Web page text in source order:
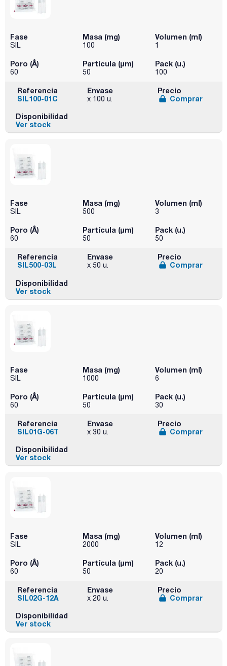
Fase
SIL
Masa (mg)
100
Volumen (ml)
1
Poro (Å)
60
Partícula (μm)
50
Pack (u.)
100
Referencia
SIL100-01C
Envase
x 100 u.
Precio
Comprar
Disponibilidad
Ver stock
Fase
SIL
Masa (mg)
500
Volumen (ml)
3
Poro (Å)
60
Partícula (μm)
50
Pack (u.)
50
Referencia
SIL500-03L
Envase
x 50 u.
Precio
Comprar
Disponibilidad
Ver stock
Fase
SIL
Masa (mg)
1000
Volumen (ml)
6
Poro (Å)
60
Partícula (μm)
50
Pack (u.)
30
Referencia
SIL01G-06T
Envase
x 30 u.
Precio
Comprar
Disponibilidad
Ver stock
Fase
SIL
Masa (mg)
2000
Volumen (ml)
12
Poro (Å)
60
Partícula (μm)
50
Pack (u.)
20
Referencia
SIL02G-12A
Envase
x 20 u.
Precio
Comprar
Disponibilidad
Ver stock